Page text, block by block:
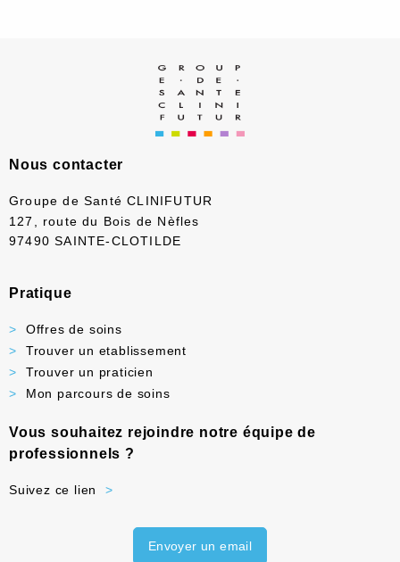
Nous contacter
Groupe de Santé CLINIFUTUR
127, route du Bois de Nèfles
97490 SAINTE-CLOTILDE
Pratique
Offres de soins
Trouver un etablissement
Trouver un praticien
Mon parcours de soins
Vous souhaitez rejoindre notre équipe de
professionnels ?
Suivez ce lien
Envoyer un email